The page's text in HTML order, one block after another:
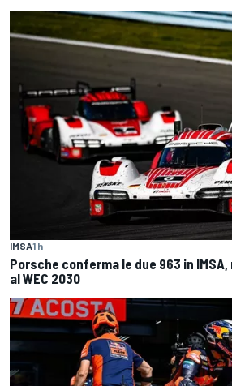
IMSA1 h
Porsche conferma le due 963 in
al WEC 2030